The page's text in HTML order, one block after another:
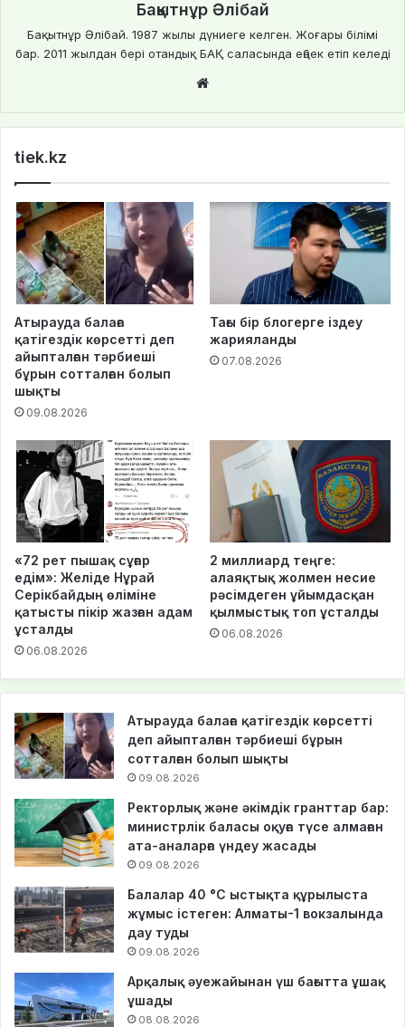
Бақытнұр Әлібай
Бақытнұр Әлібай. 1987 жылы дүниеге келген. Жоғары білімі
бар. 2011 жылдан бері отандық БАҚ саласында еңбек етіп келеді
te
tiek.kz
Атырауда балаға
қатігездік көрсетті деп
айыпталған тәрбиеші
бұрын сотталған болып
шықты
09.08.2026
Тағы бір блогерге іздеу
жарияланды
07.08.2026
«72 рет пышақ сұғар
едім»: Желіде Нұрай
Серікбайдың өліміне
қатысты пікір жазған адам
ұсталды
06.08.2026
2 миллиард теңге:
алаяқтық жолмен несие
рәсімдеген ұйымдасқан
қылмыстық топ ұсталды
06.08.2026
Атырауда балаға қатігездік көрсетті
деп айыпталған тәрбиеші бұрын
сотталған болып шықты
09.08.2026
Ректорлық және әкімдік гранттар бар:
министрлік баласы оқуға түсе алмаған
ата-аналарға үндеу жасады
09.08.2026
Балалар 40 °C ыстықта құрылыста
жұмыс істеген: Алматы-1 вокзалында
дау туды
09.08.2026
Арқалық әуежайынан үш бағытта ұшақ
ұшады
08.08.2026